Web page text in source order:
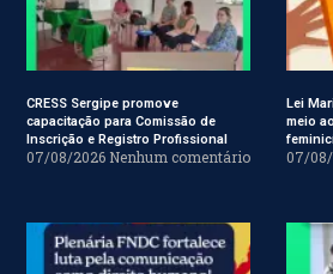
CRESS Sergipe promove
capacitação para Comissão de
Inscrição e Registro Profissional
07/08/2026 Nenhum comentário
Lei
meio
07/